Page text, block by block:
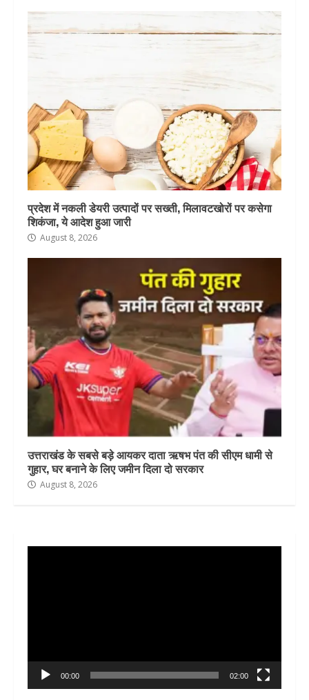
प्रदेश में नकली डेयरी उत्पादों पर सख्ती, मिलावटखोरों पर कसेगा
शिकंजा, ये आदेश हुआ जारी
August 8, 2026
उत्तराखंड के सबसे बड़े आयकर दाता ऋषभ पंत की सीएम धामी से
गुहार, घर बनाने के लिए जमीन दिला दो सरकार
August 8, 2026
00:00 02:00